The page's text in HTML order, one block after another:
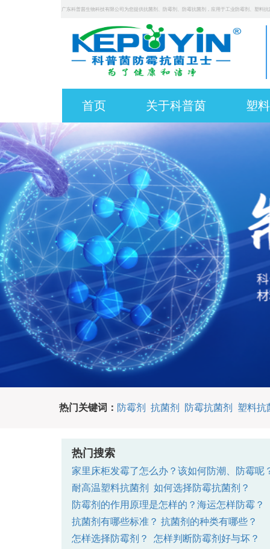
广东科普茵生物科技有限公司为您提供抗菌剂、防霉剂、防霉抗菌剂，应用于工业防霉剂、塑料
首页 关于科普茵 塑
热门关键词： 防霉剂 抗菌剂 防霉抗菌剂 塑料抗
热门搜索
家里床柜发霉了怎么办？该如何防潮、防霉呢
耐高温塑料抗菌剂
如何选择防霉抗菌剂？
防霉剂的作用原理是怎样的？海运怎样防霉？
抗菌剂有哪些标准？ 抗菌剂的种类有哪些？
怎样选择防霉剂？
怎样判断防霉剂好与坏？